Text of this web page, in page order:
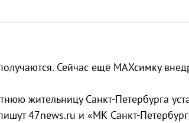
получаются. Сейчас ещё МАХсимку
жительницу Санкт-Петербурга
47news.ru и «МК Санкт-